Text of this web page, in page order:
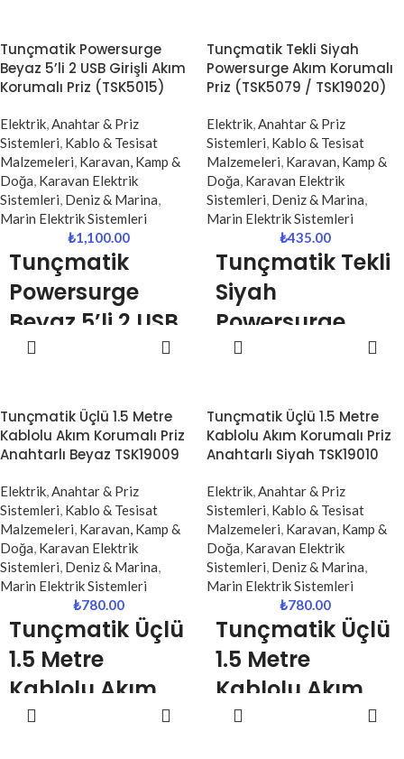
Bylion Plastik Makara 30 metre
3x2,5 mm² TTR kablo, yüksek
güç gereksinimi olan profesyonel
dayanıklı ve güvenli bir uzatma
çözümüdür. Sanayi tesisleri,
şantiye alanları, maden sahaları ve
dış mekan kullanımlarında güçlü
enerji iletimi sağlayarak işlerinizi
kesintisiz sürdürebilmenize
yardımcı olur.
en önemli unsurlarından biri olan
topraklama hatları için özel olarak
tercih edilenGlobe Sarı-Yeşil
dayanıklı PVC yapısıyla uzun
ömürlü kullanım sunar.
Uluslararası standartlara uygun
sarı-yeşil renk kombinasyonu
sayesinde topraklama
kablolarının kolayca ayırt
edilmesini sağlar.
Tunçmatik Powersurge
Beyaz 5’li 2 USB Girişli Akım
Korumalı Priz (TSK5015)
Elektrik,Anahtar & Priz
Sistemleri, Kablo & Tesisat
Malzemeleri, Karavan, Kamp &
Doğa, Karavan Elektrik
Sistemleri, Deniz & Marina,
Marin Elektrik Sistemleri
₺1,100.00
Tunçmatik
Powersurge
Beyaz 5’li 2 USB
Girişli Akım
(TSK5015)
Maksimum
+ USB Şarj |
Güvenli Elektrik
Kullanımı
Tunçmatik Powersurge 5’li akım
korumalı priz, elektronik
cihazlarınızı ani voltaj
dalgalanmalarına, yüksek akım ve
yıldırım kaynaklı elektriksel
risklere karşı korumak için
USB girişi ile ek adaptöre ihtiyaç
Tunçmatik Tekli Siyah
Powersurge Akım Korumalı
Priz (TSK5079 / TSK19020)
Elektrik,Anahtar & Priz
Sistemleri, Kablo & Tesisat
Malzemeleri, Karavan, Kamp &
Doğa, Karavan Elektrik
Sistemleri, Deniz & Marina,
Marin Elektrik Sistemleri
₺435.00
Tunçmatik Tekli
Siyah
Powersurge
Akım Korumalı
TSK19020)
Kompakt
Priz | Maksimum
Güvenlik
Tunçmatik Powersurge tekli akım
korumalı priz, elektronik
cihazlarınızı ani voltaj
dalgalanmaları, yüksek akım ve
yıldırım kaynaklı elektriksel
risklere karşı korumak için
çözümdür. Tekli yapısı sayesinde
özellikle tek cihaz koruması
Tunçmatik Üçlü 1.5 Metre
Kablolu Akım Korumalı Priz
Anahtarlı Beyaz TSK19009
Elektrik,Anahtar & Priz
Sistemleri, Kablo & Tesisat
Malzemeleri, Karavan, Kamp &
Doğa, Karavan Elektrik
Sistemleri, Deniz & Marina,
Marin Elektrik Sistemleri
₺780.00
Tunçmatik Üçlü
1.5 Metre
Kablolu Akım
Korumalı Priz
Tunçmatik Üçlü 1.5 Metre
Kablolu Akım Korumalı Priz
Anahtarlı Siyah TSK19010
Elektrik,Anahtar & Priz
Sistemleri, Kablo & Tesisat
Malzemeleri, Karavan, Kamp &
Doğa, Karavan Elektrik
Sistemleri, Deniz & Marina,
Marin Elektrik Sistemleri
₺780.00
Tunçmatik Üçlü
1.5 Metre
Kablolu Akım
Korumalı Priz